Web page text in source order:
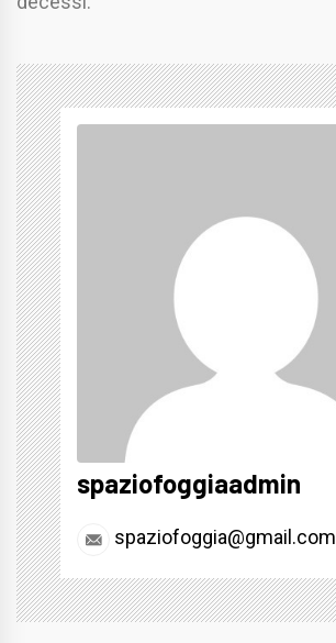
spaziofoggiaadmin
spaziofoggia@gmail.com